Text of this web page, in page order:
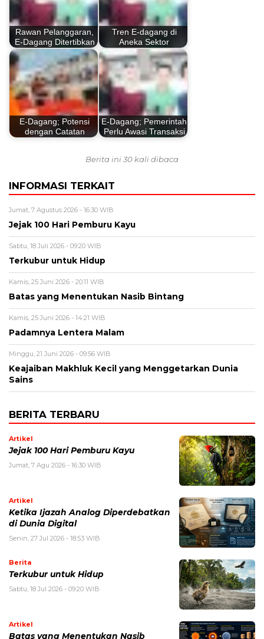
Rawan Pelanggaran,
E-Dagang Ditertibkan
Tren E-dagang di
Aneka Sektor
E-Dagang; Potensi
dengan Catatan
E-Dagang; Pemerintah
Perlu Awasi Transaksi
Berita ini 30 kali dibaca
INFORMASI TERKAIT
Jumat, 7 Agustus 2026 - 16:30 WIB
Jejak 100 Hari Pemburu Kayu
Sabtu, 18 Juli 2026 - 09:20 WIB
Terkubur untuk Hidup
Kamis, 25 Juni 2026 - 20:11 WIB
Batas yang Menentukan Nasib Bintang
Kamis, 25 Juni 2026 - 14:21 WIB
Padamnya Lentera Malam
Minggu, 21 Juni 2026 - 09:56 WIB
Keajaiban Makhluk Kecil yang Menggetarkan Dunia
Sains
BERITA TERBARU
Artikel
Jejak 100 Hari Pemburu Kayu
Jumat, 7 Agu 2026 - 16:30 WIB
Artikel
Ketika Ijazah Analog Diperdebatkan
di Dunia Digital
Senin, 27 Jul 2026 - 18:53 WIB
Berita
Terkubur untuk Hidup
Sabtu, 18 Jul 2026 - 09:20 WIB
Artikel
Batas yang Menentukan Nasib